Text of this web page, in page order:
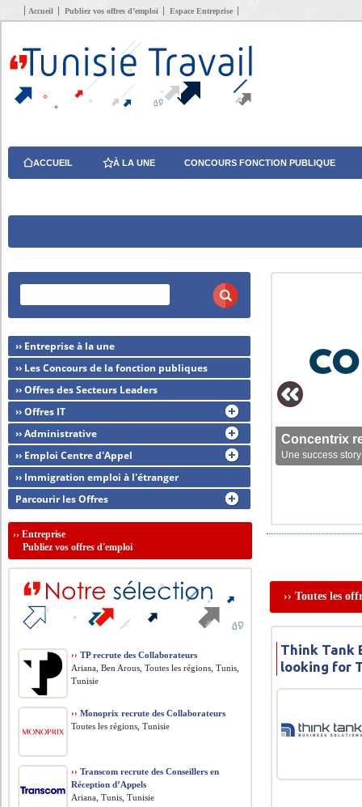
Accueil Publiez vos offres d’emploi Espace Entreprise
ACCUEIL À LA UNE CONCOURS FONCTION PUBLIQUE
Concentrix
Une success
›› Toutes les
Think Tank
looking for
›› Entreprise à la une
›› Les Concours de la fonction publiques
›› Offres des Secteurs Leaders
›› Offres IT
›› Administrative
›› Emploi Centre d'Appel
›› Immigration emploi à l'étranger
Parcourir les Offres
››Entreprise
Publiez vos offres d'emploi
›› TP recrute des Collaborateurs
Ariana, Ben Arous, Toutes les régions, Tunis,
Tunisie
›› Monoprix recrute des Collaborateurs
Toutes les régions, Tunisie
›› Transcom recrute des Conseillers en
Réception d’Appels
Ariana, Tunis, Tunisie